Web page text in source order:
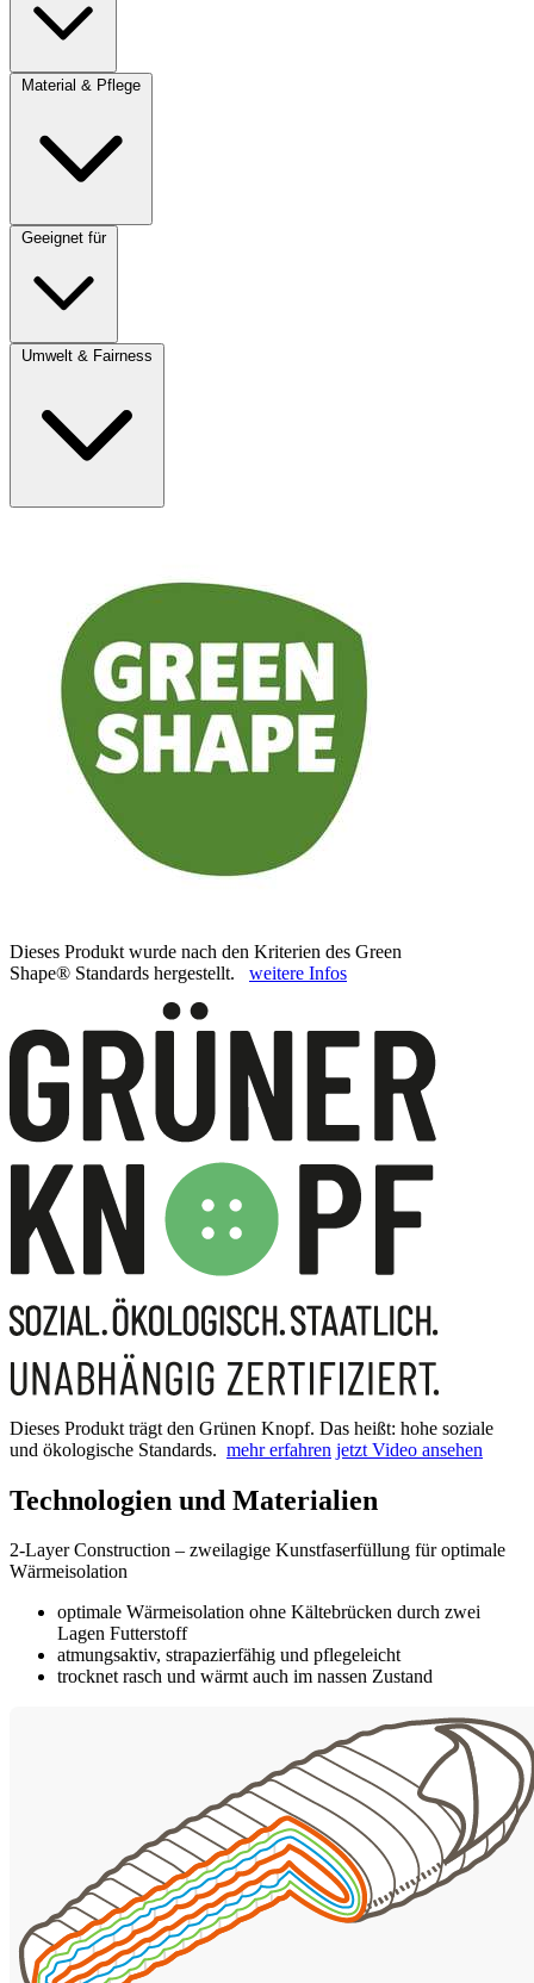
Material & Pflege
Geeignet für
Umwelt & Fairness
Dieses Produkt wurde nach den Kriterien des Green
Shape® Standards hergestellt. weitere Infos
Dieses Produkt trägt den Grünen Knopf. Das heißt: hohe soziale
und ökologische Standards. mehr erfahren jetzt Video ansehen
Technologien und Materialien
2-Layer Construction – zweilagige Kunstfaserfüllung für optimale
Wärmeisolation
optimale Wärmeisolation ohne Kältebrücken durch zwei
Lagen Futterstoff
atmungsaktiv, strapazierfähig und pflegeleicht
trocknet rasch und wärmt auch im nassen Zustand